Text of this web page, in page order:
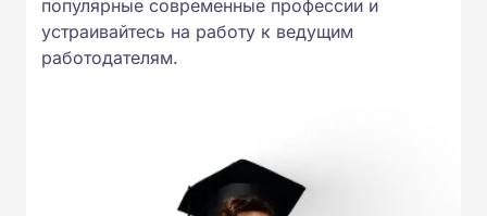
образовательными стандартами
профессионального образования.
Удостоверения и дипломы о
популярные современные профессии и
устраивайтесь на работу к ведущим
работодателям.